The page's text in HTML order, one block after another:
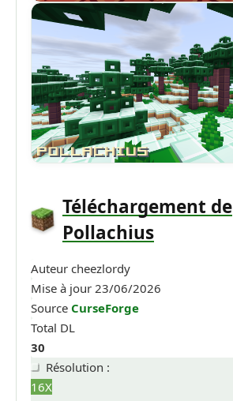
Téléchargement de
Pollachius
Auteur cheezlordy
Mise à jour 23/06/2026
Source CurseForge
Total DL
30
Résolution :
16X